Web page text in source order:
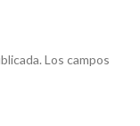
Los campos